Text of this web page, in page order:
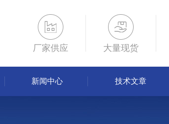
厂家供应 大量现货
新闻中心 技术文章